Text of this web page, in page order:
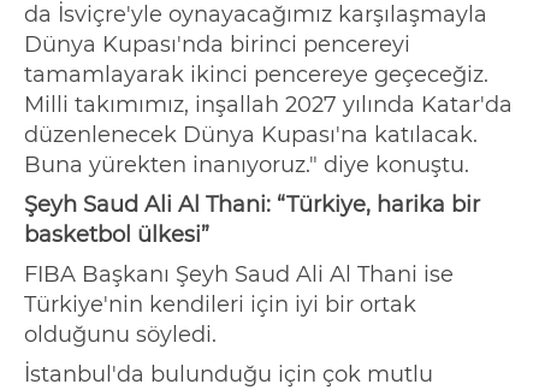
da İsviçre'yle oynayacağımız karşılaşmayla
Dünya Kupası'nda birinci pencereyi
tamamlayarak ikinci pencereye geçeceğiz.
Milli takımımız, inşallah 2027 yılında Katar'da
düzenlenecek Dünya Kupası'na katılacak.
Buna yürekten inanıyoruz." diye konuştu.
Şeyh Saud Ali Al Thani: “Türkiye, harika bir
basketbol ülkesi”
FIBA Başkanı Şeyh Saud Ali Al Thani ise
Türkiye'nin kendileri için iyi bir ortak
olduğunu söyledi.
İstanbul'da bulunduğu için çok mutlu